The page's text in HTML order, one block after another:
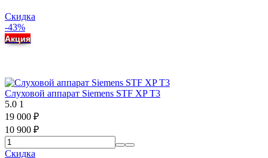
Скидка
-43%
Акция
Слуховой аппарат Siemens STF XP T3
5.0 1
19 000 ₽
10 900 ₽
Скидка